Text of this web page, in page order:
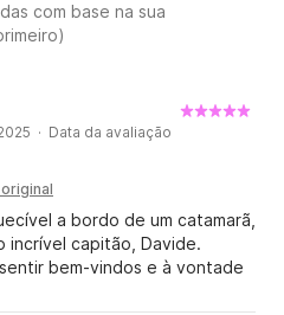
com base na sua
· Data da avaliação
a bordo de um catamarã,
incrível capitão, Davide.
bem-vindos e à vontade